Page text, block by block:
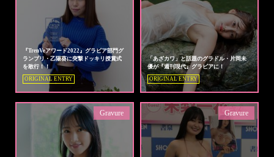
『TrenVeアワード2022』グラビア部門グ
ランプリ・乙陽葵に突撃ドッキリ授賞式
を敢行！！
ORIGINAL ENTRY
「あざカワ」と話題のグラドル・片岡未
優が『週刊現代』グラビアに！
ORIGINAL ENTRY
Gravure Gravure